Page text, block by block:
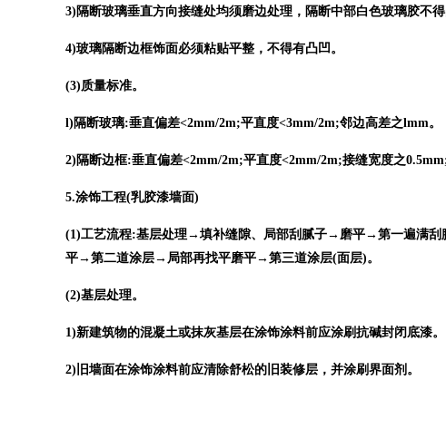
3)隔断玻璃垂直方向接缝处均须磨边处理，隔断中部白色玻璃胶不得
4)玻璃隔断边框饰面必须粘贴平整，不得有凸凹。
(3)质量标准。
l)隔断玻璃:垂直偏差<2mm/2m;平直度<3mm/2m;邻边高差之lmm。
2)隔断边框:垂直偏差<2mm/2m;平直度<2mm/2m;接缝宽度之
5.涂饰工程(乳胶漆墙面)
(1)工艺流程:基层处理→填补缝隙、局部刮腻子→磨平→第一遍满
平→第二道涂层→局部再找平磨平→第三道涂层(面层)。
(2)基层处理。
1)新建筑物的混凝土或抹灰基层在涂饰涂料前应涂刷抗碱封闭底漆。
2)旧墙面在涂饰涂料前应清除舒松的旧装修层，并涂刷界面剂。